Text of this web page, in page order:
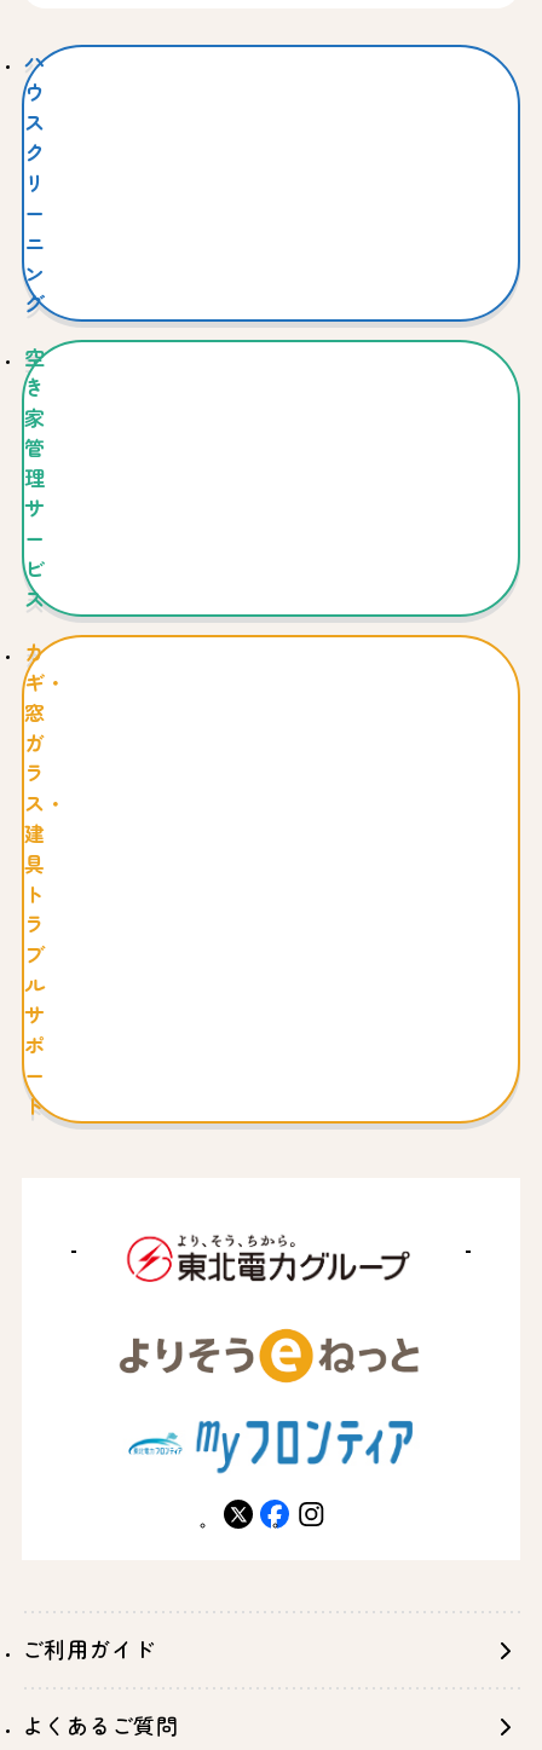
ハ
ウ
ス
ク
リ
ー
ニ
ン
グ
空
き
家
管
理
サ
ー
ビ
ス
カ
ギ・
窓
ガ
ラ
ス・
建
具
ト
ラ
ブ
ル
サ
ポ
ー
ト
X facebookinstagram
ご利用ガイド
よくあるご質問